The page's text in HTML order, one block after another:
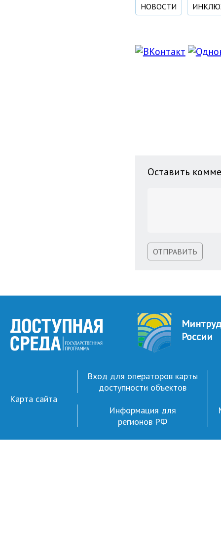
НОВОСТИ
Оставить
ОТПРАВИТЬ
Минтруд
России
Карта сайта
Вход для операторов карты
доступности объектов
Информация для
регионов РФ